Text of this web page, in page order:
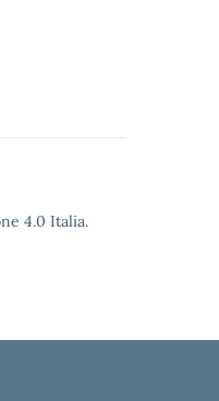
4.0 Italia.